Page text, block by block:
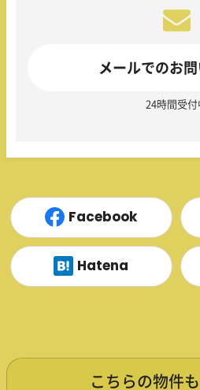
メールでのお
24時間受付
Facebook
Hatena
こちらの物件